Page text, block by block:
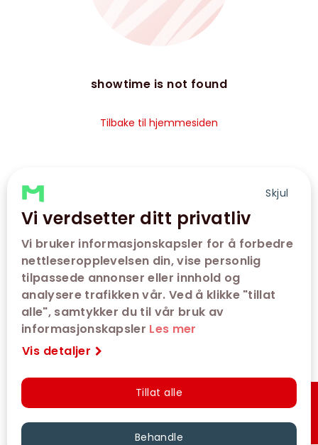
Skjul
Vi verdsetter ditt privatliv
Vi bruker informasjonskapsler for å forbedre
nettleseropplevelsen din, vise personlig
tilpassede annonser eller innhold og
analysere trafikken vår. Ved å klikke "tillat
alle", samtykker du til vår bruk av
informasjonskapsler Les mer
Vis detaljer
Tillat alle
Behandle
showtime is not found
Tilbake til hjemmesiden
Hurtigkjøp